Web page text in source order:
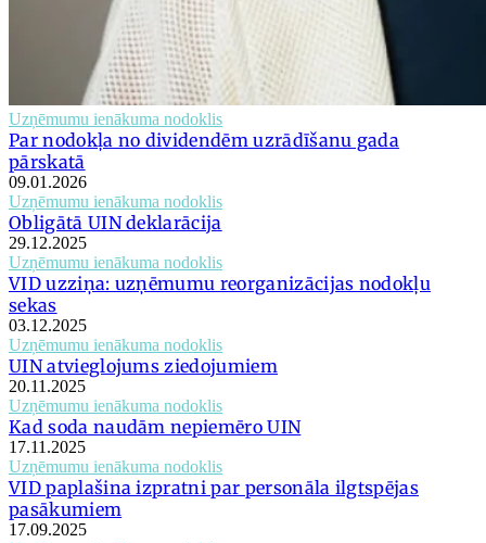
Uzņēmumu ienākuma nodoklis
Par nodokļa no dividendēm uzrādīšanu gada
pārskatā
09.01.2026
Uzņēmumu ienākuma nodoklis
Obligātā UIN deklarācija
29.12.2025
Uzņēmumu ienākuma nodoklis
VID uzziņa: uzņēmumu reorganizācijas nodokļu
sekas
03.12.2025
Uzņēmumu ienākuma nodoklis
UIN atvieglojums ziedojumiem
20.11.2025
Uzņēmumu ienākuma nodoklis
Kad soda naudām nepiemēro UIN
17.11.2025
Uzņēmumu ienākuma nodoklis
VID paplašina izpratni par personāla ilgtspējas
pasākumiem
17.09.2025